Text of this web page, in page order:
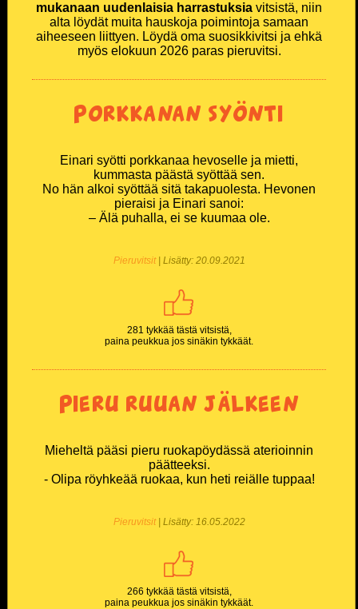
Miesten T-paidat
Lasten paidat
Mukit ja tarvikkeet
Vitsien Vitsit Verkkokauppa
SOSIAALINEN MEDIA
Twitter X
Instagram
mukanaan uudenlaisia harrastuksia vitsistä, niin
alta löydät muita hauskoja poimintoja samaan
aiheeseen liittyen. Löydä oma suosikkivitsi ja ehkä
myös elokuun 2026 paras pieruvitsi.
Porkkanan syönti
Einari syötti porkkanaa hevoselle ja mietti,
kummasta päästä syöttää sen.
No hän alkoi syöttää sitä takapuolesta. Hevonen
pieraisi ja Einari sanoi:
– Älä puhalla, ei se kuumaa ole.
Pieruvitsit| Lisätty: 20.09.2021
281 tykkää tästä vitsistä,
paina peukkua jos sinäkin tykkäät.
Pieru ruuan jälkeen
Mieheltä pääsi pieru ruokapöydässä aterioinnin
päätteeksi.
- Olipa röyhkeää ruokaa, kun heti reiälle tuppaa!
Pieruvitsit| Lisätty: 16.05.2022
266 tykkää tästä vitsistä,
paina peukkua jos sinäkin tykkäät.